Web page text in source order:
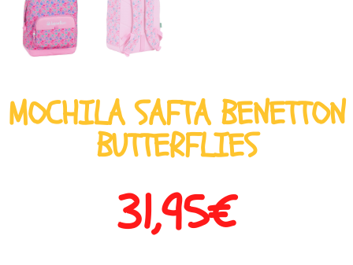
MOCHILA SAFTA BENETTON
BUTTERFLIES
31,95€